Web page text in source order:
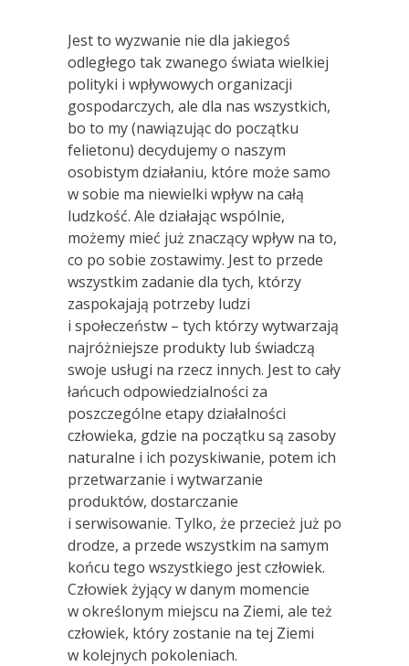
Jest to wyzwanie nie dla jakiegoś
odległego tak zwanego świata wielkiej
polityki i wpływowych organizacji
gospodarczych, ale dla nas wszystkich,
bo to my (nawiązując do początku
felietonu) decydujemy o naszym
osobistym działaniu, które może samo
w sobie ma niewielki wpływ na całą
ludzkość. Ale działając wspólnie,
możemy mieć już znaczący wpływ na to,
co po sobie zostawimy. Jest to przede
wszystkim zadanie dla tych, którzy
zaspokajają potrzeby ludzi
i społeczeństw – tych którzy wytwarzają
najróżniejsze produkty lub świadczą
swoje usługi na rzecz innych. Jest to cały
łańcuch odpowiedzialności za
poszczególne etapy działalności
człowieka, gdzie na początku są zasoby
naturalne i ich pozyskiwanie, potem ich
przetwarzanie i wytwarzanie
produktów, dostarczanie
i serwisowanie. Tylko, że przecież już po
drodze, a przede wszystkim na samym
końcu tego wszystkiego jest człowiek.
Człowiek żyjący w danym momencie
w określonym miejscu na Ziemi, ale też
człowiek, który zostanie na tej Ziemi
w kolejnych pokoleniach.